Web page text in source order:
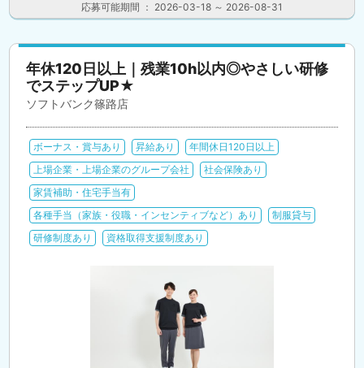
応募可能期間 ： 2026-03-18 ～ 2026-08-31
年休120日以上｜残業10h以内◎やさしい研修
でステップUP★
ソフトバンク篠路店
ボーナス・賞与あり 昇給あり
年間休日120日以上
上場企業・上場企業のグループ会社
社会保険あり
家賃補助・住宅手当有
各種手当（家族・役職・インセンティブなど）あり
制服貸与
研修制度あり
資格取得支援制度あり